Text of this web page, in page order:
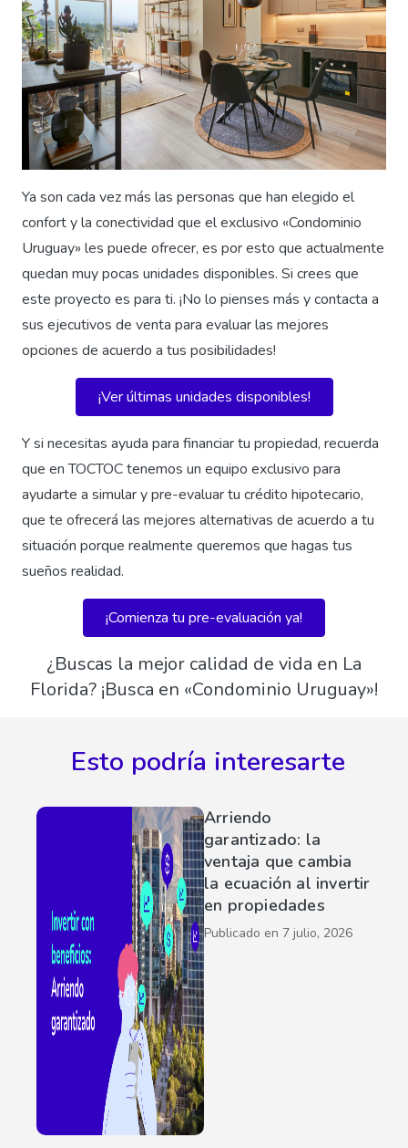
Ya son cada vez más las personas que han elegido el
confort y la conectividad que el exclusivo «Condominio
Uruguay» les puede ofrecer, es por esto que actualmente
quedan muy pocas unidades disponibles. Si crees que
este proyecto es para ti. ¡No lo pienses más y contacta a
sus ejecutivos de venta para evaluar las mejores
opciones de acuerdo a tus posibilidades!
¡Ver últimas unidades disponibles!
Y si necesitas ayuda para financiar tu propiedad, recuerda
que en TOCTOC tenemos un equipo exclusivo para
ayudarte a simular y pre-evaluar tu crédito hipotecario,
que te ofrecerá las mejores alternativas de acuerdo a tu
situación porque realmente queremos que hagas tus
sueños realidad.
¡Comienza tu pre-evaluación ya!
¿Buscas la mejor calidad de vida en La
Florida? ¡Busca en «Condominio Uruguay»!
Esto podría interesarte
Arriendo
garantizado: la
ventaja que cambia
la ecuación al invertir
en propiedades
Publicado en 7 julio, 2026